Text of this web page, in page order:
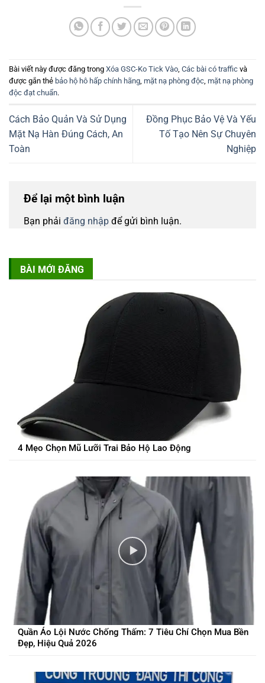
Bài viết này được đăng trong Xóa GSC-Ko Tick Vào Các bài có traffic và
được gắn thẻ bảo hộ hô hấp chính hãng mặt nạ phòng độc mặt nạ phòng
độc đạt chuẩn.
Cách Bảo Quản Và Sử Dụng
Mặt Nạ Hàn Đúng Cách, An
Toàn
Đồng Phục Bảo Vệ Và Yếu
Tố Tạo Nên Sự Chuyên
Nghiệp
Để lại một bình luận
Bạn phải đăng nhập để gửi bình luận.
BÀI MỚI ĐĂNG
4 Mẹo Chọn Mũ Lưỡi Trai Bảo Hộ Lao Động
Quần Áo Lội Nước Chống Thấm: 7 Tiêu Chí Chọn Mua Bền
Đẹp, Hiệu Quả 2026